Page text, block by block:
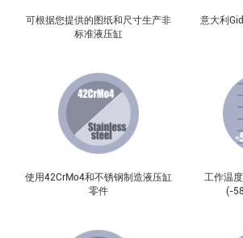
可根据您提供的图纸和尺寸生产非
标准液压缸
意大利
使用42CrMo4和不锈钢制造液压缸
零件
工作温
(-